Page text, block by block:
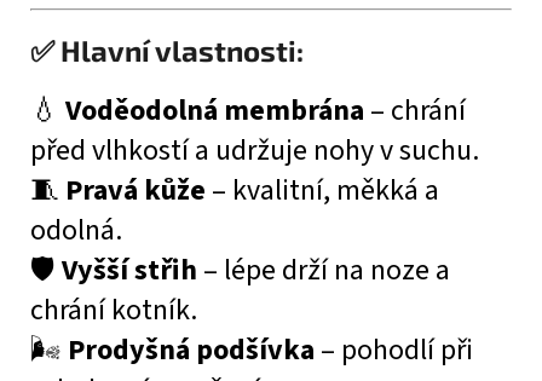
✅ Hlavní vlastnosti:
💧 Voděodolná membrána – chrání
před vlhkostí a udržuje nohy v suchu.
🧵 Pravá kůže – kvalitní, měkká a
odolná.
🛡️Vyšší střih – lépe drží na noze a
chrání kotník.
🌬️ Prodyšná podšívka – pohodlí při